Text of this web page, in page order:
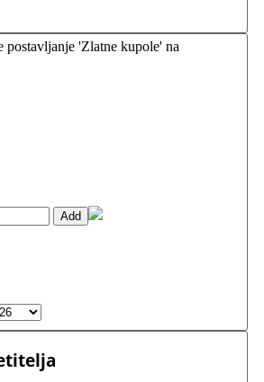
postavljanje 'Zlatne kupole' na